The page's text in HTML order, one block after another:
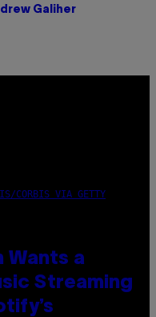
Galiher
CORBIS VIA GETTY
Wants a
Streaming